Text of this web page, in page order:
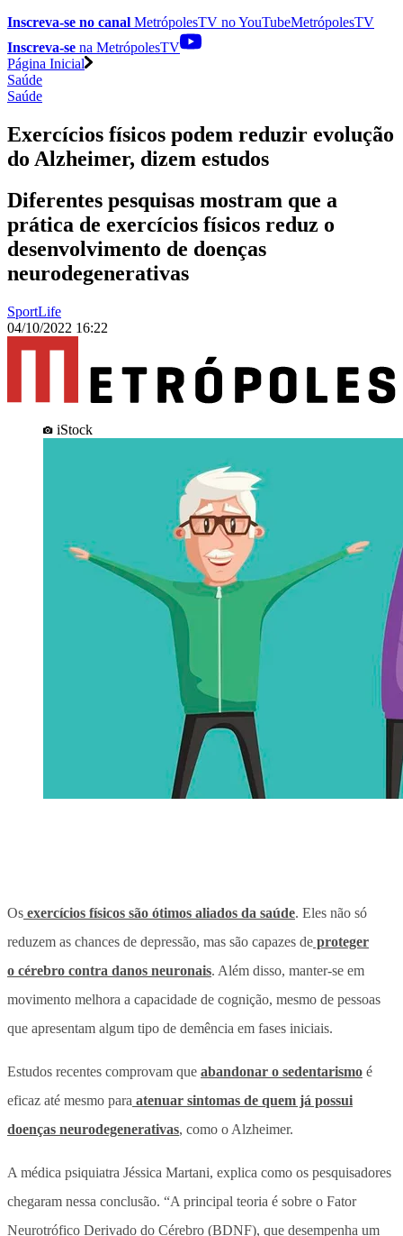
Inscreva-se no canal MetrópolesTV noYouTubeMetrópolesTV
Inscreva-se na MetrópolesTV
Página Inicial
Saúde
Saúde
Exercícios físicos podem reduzir evolução
do Alzheimer, dizem estudos
Diferentes pesquisas mostram que a
prática de exercícios físicos reduz o
desenvolvimento de doenças
neurodegenerativas
SportLife
04/10/2022 16:22
iStock
Os exercícios físicos são ótimos aliados da saúde. Eles não só
reduzem as chances de depressão, mas são capazes de proteger
o cérebro contra danos neuronais. Além disso, manter-se em
movimento melhora a capacidade de cognição, mesmo de pessoas
que apresentam algum tipo de demência em fases iniciais.
Estudos recentes comprovam que abandonar o sedentarismo é
eficaz até mesmo para atenuar sintomas de quem já possui
doenças neurodegenerativas, como o Alzheimer.
A médica psiquiatra Jéssica Martani, explica como os pesquisadores
chegaram nessa conclusão. “A principal teoria é sobre o Fator
Neurotrófico Derivado do Cérebro (BDNF), que desempenha um